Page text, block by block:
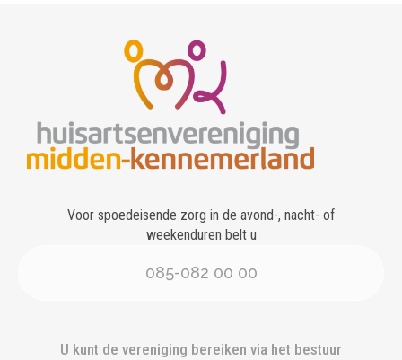
Voor spoedeisende zorg in de avond-, nacht- of
weekenduren belt u
085-082 00 00
U kunt de vereniging bereiken via het bestuur